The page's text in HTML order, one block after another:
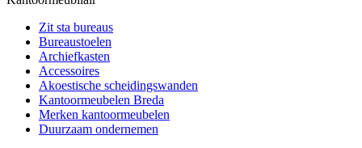
Zit sta bureaus
Bureaustoelen
Archiefkasten
Accessoires
Akoestische scheidingswanden
Kantoormeubelen Breda
Merken kantoormeubelen
Duurzaam ondernemen